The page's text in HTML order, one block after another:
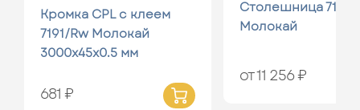
Кромка CPL с клеем
7191/Rw Молокай
3000x45x0.5 мм
681 ₽
Столешница 7191/
Молокай
от 11 256 ₽